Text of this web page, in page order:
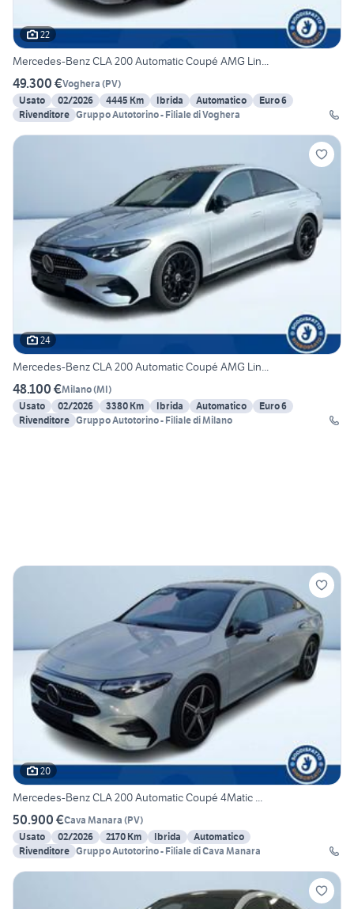
22
Mercedes-Benz CLA 200 Automatic Coupé AMG Lin...
49.300 €Voghera (PV)
Usato
02/2026 4445 Km Ibrida Automatico
Euro 6
Rivenditore Gruppo Autotorino - Filiale di Voghera
24
Mercedes-Benz CLA 200 Automatic Coupé AMG Lin...
48.100 €Milano(MI)
Usato
02/2026 3380 Km Ibrida Automatico
Euro 6
Rivenditore Gruppo Autotorino - Filiale di Milano
20
Mercedes-Benz CLA 200 Automatic Coupé 4Matic ...
50.900 €Cava Manara (PV)
Usato
02/2026 2170 Km Ibrida
Automatico
Rivenditore Gruppo Autotorino - Filiale di Cava Manara